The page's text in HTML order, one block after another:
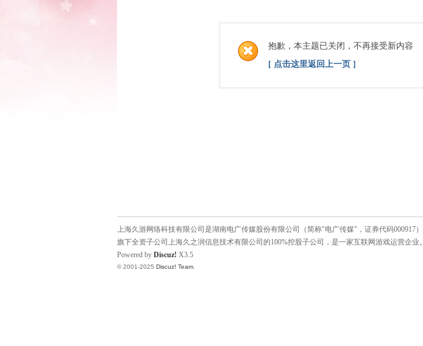
抱歉，本主题已关闭，不再接受新内容
[ 点击这里返回上一页 ]
上海久游网络科技有限公司是湖南电广传媒股份有限公司（简称"电广传媒"，证券代码000917）
旗下全资子公司上海久之润信息技术有限公司的100%控股子公司，是一家互联网游戏运营企业。
Powered by Discuz! X3.5
© 2001-2025 Discuz! Team